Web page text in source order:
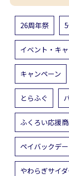
26周年祭
イベント・キ
キャンペーン
とらふぐ
ふくろい応援
ペイバックデー
やわらぎサイ